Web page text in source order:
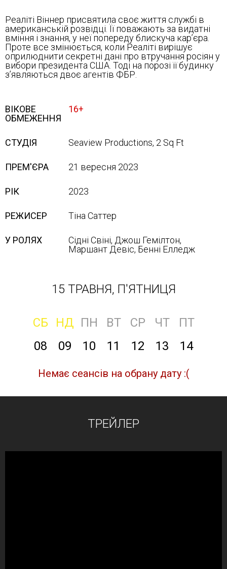
Реаліті Віннер присвятила своє життя службі в
американській розвідці. Її поважають за видатні
вміння і знання, у неї попереду блискуча кар’єра.
Проте все змінюється, коли Реаліті вирішує
оприлюднити секретні дані про втручання росіян у
вибори президента США. Тоді на порозі її будинку
з’являються двоє агентів ФБР.
ВІКОВЕ
ОБМЕЖЕННЯ
16+
СТУДІЯ Seaview Productions, 2 Sq Ft
ПРЕМ'ЄРА 21 вересня 2023
РІК 2023
РЕЖИСЕР Тіна Саттер
У РОЛЯХ
Сідні Свіні, Джош Гемілтон,
Маршант Девіс, Бенні Елледж
15 ТРАВНЯ, П'ЯТНИЦЯ
СБ НД ПН ВТ СР ЧТ
ПТ
08
09 10 11 12 13 14
Немає сеансів на обрану дату :(
ТРЕЙЛЕР